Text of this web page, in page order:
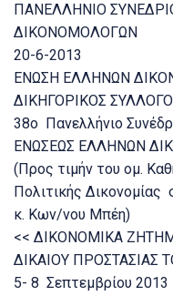
ΠΑΝΕΛΛΗΝΙΟ
ΔΙΚΟΝΟΜΟΛΟΓΩΝ
20-6-2013
ΕΝΩΣΗ ΕΛΛΗΝΩΝ
ΔΙΚΗΓΟΡΙΚΟΣ
38ο Πανελλήνιο
ΕΝΩΣΕΩΣ ΕΛΛΗΝΩΝ
(Προς τιμήν του ομ.
Πολιτικής
κ. Κων/νου Μπέη)
<< ΔΙΚΟΝΟΜΙΚΑ
ΔΙΚΑΙΟΥ ΠΡΟΣΤΑΣΙΑΣ
5- 8 Σεπτεμβρίου 2013